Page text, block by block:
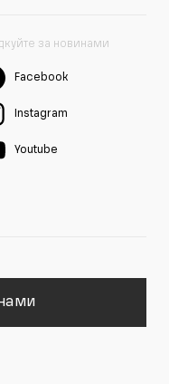
за новинами
Facebook
Instagram
Youtube